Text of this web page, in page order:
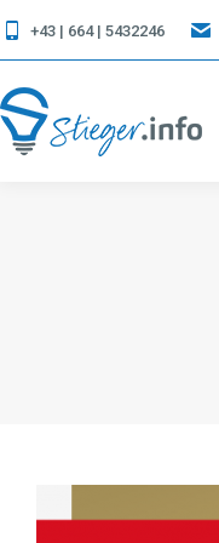
+43 | 664 | 5432246